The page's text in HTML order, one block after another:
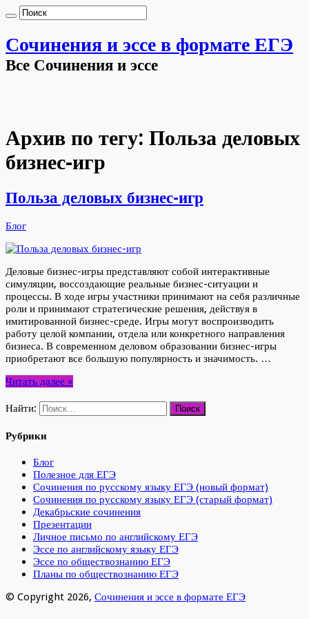
Сочинения и эссе в формате ЕГЭ
Все Сочинения и эссе
Архив по тегу: Польза деловых
бизнес-игр
Польза деловых бизнес-игр
Блог
Деловые бизнес-игры представляют собой интерактивные
симуляции, воссоздающие реальные бизнес-ситуации и
процессы. В ходе игры участники принимают на себя различные
роли и принимают стратегические решения, действуя в
имитированной бизнес-среде. Игры могут воспроизводить
работу целой компании, отдела или конкретного направления
бизнеса. В современном деловом образовании бизнес-игры
приобретают все большую популярность и значимость. …
Читать далее »
Найти:
Рубрики
Блог
Полезное для ЕГЭ
Сочинения по русскому языку ЕГЭ (новый формат)
Сочинения по русскому языку ЕГЭ (старый формат)
Декабрьские сочинения
Презентации
Личное письмо по английскому ЕГЭ
Эссе по английскому языку ЕГЭ
Эссе по обществознанию ЕГЭ
Планы по обществознанию ЕГЭ
© Copyright 2026, Сочинения и эссе в формате ЕГЭ